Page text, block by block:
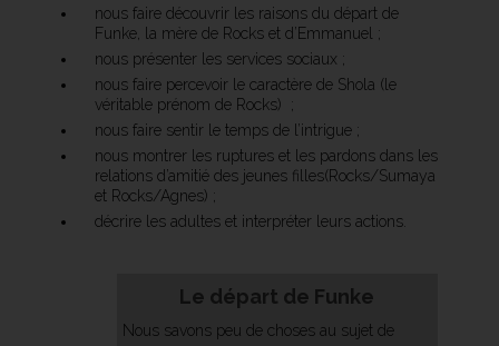
nous faire découvrir les raisons du départ de
Funke, la mère de Rocks et d’Emmanuel ;
nous présenter les services sociaux ;
nous faire percevoir le caractère de Shola (le
véritable prénom de Rocks) ;
nous faire sentir le temps de l’intrigue ;
nous montrer les ruptures et les pardons dans les
relations d’amitié des jeunes filles(Rocks/Sumaya
et Rocks/Agnes) ;
décrire les adultes et interpréter leurs actions.
Le départ de Funke
Nous savons peu de choses au sujet de